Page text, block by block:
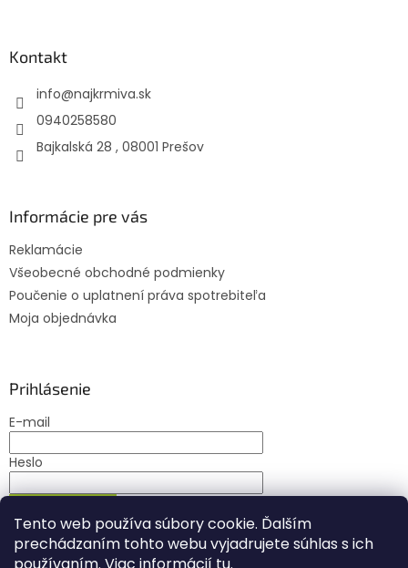
Tento web používa súbory cookie. Ďalším
prechádzaním tohto webu vyjadrujete súhlas s ich
Kontakt
info@najkrmiva.sk
0940258580
Bajkalská 28 , 08001 Prešov
Informácie pre vás
Reklamácie
Všeobecné obchodné podmienky
Poučenie o uplatnení práva spotrebiteľa
Moja objednávka
Prihlásenie
E-mail
Heslo
Nová registrácia Zabudnuté heslo